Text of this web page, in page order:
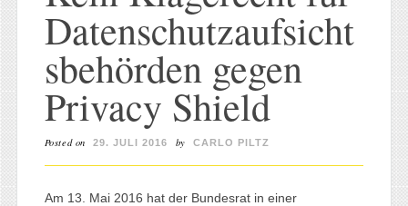
Datenschutzaufsicht
sbehörden gegen
Privacy Shield
Posted on 29. JULI 2016 by CARLO PILTZ
Am 13. Mai 2016 hat der Bundesrat in einer